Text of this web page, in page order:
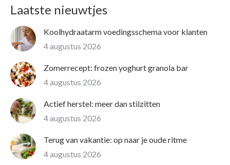
Laatste nieuwtjes
Koolhydraatarm voedingsschema voor klanten
4 augustus 2026
Zomerrecept: frozen yoghurt granola bar
4 augustus 2026
Actief herstel: meer dan stilzitten
4 augustus 2026
Terug van vakantie: op naar je oude ritme
4 augustus 2026